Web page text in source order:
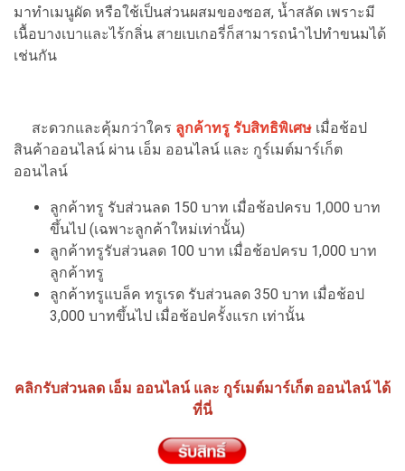
มาทำเมนูผัด หรือใช้เป็นส่วนผสมของซอส, น้ำสลัด เพราะมี
เนื้อบางเบาและไร้กลิ่น สายเบเกอรี่ก็สามารถนำไปทำขนมได้
เช่นกัน
สะดวกและคุ้มกว่าใคร ลูกค้าทรู รับสิทธิพิเศษ เมื่อช้อป
สินค้าออนไลน์ ผ่าน เอ็ม ออนไลน์ และ กูร์เมต์มาร์เก็ต
ออนไลน์
ลูกค้าทรู รับส่วนลด 150 บาท เมื่อช้อปครบ 1,000 บาท
ขึ้นไป (เฉพาะลูกค้าใหม่เท่านั้น)
ลูกค้าทรูรับส่วนลด 100 บาท เมื่อช้อปครบ 1,000 บาท
ลูกค้าทรู
ลูกค้าทรูแบล็ค ทรูเรด รับส่วนลด 350 บาท เมื่อช้อป
3,000 บาทขึ้นไป เมื่อช้อปครั้งแรก เท่านั้น
คลิกรับส่วนลด เอ็ม ออนไลน์ และ กูร์เมต์มาร์เก็ต ออนไลน์ ได้
ที่นี่